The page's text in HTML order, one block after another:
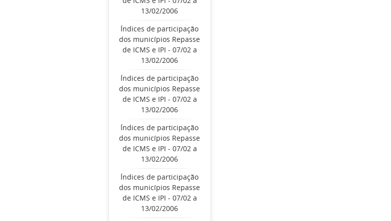
13/02/2006
Índices de participação
dos municípios Repasse
de ICMS e IPI - 07/02 a
13/02/2006
Índices de participação
dos municípios Repasse
de ICMS e IPI - 07/02 a
13/02/2006
Índices de participação
dos municípios Repasse
de ICMS e IPI - 07/02 a
13/02/2006
Índices de participação
dos municípios Repasse
de ICMS e IPI - 07/02 a
13/02/2006